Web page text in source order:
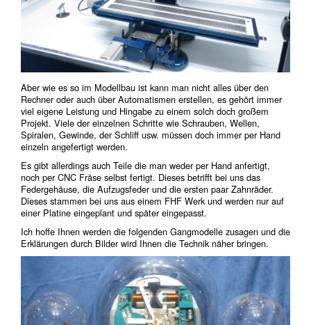
Aber wie es so im Modellbau ist kann man nicht alles über den
Rechner oder auch über Automatismen erstellen, es gehört immer
viel eigene Leistung und Hingabe zu einem solch doch großem
Projekt. Viele der einzelnen Schritte wie Schrauben, Wellen,
Spiralen, Gewinde, der Schliff usw. müssen doch immer per Hand
einzeln angefertigt werden.
Es gibt allerdings auch Teile die man weder per Hand anfertigt,
noch per CNC Fräse selbst fertigt. Dieses betrifft bei uns das
Federgehäuse, die Aufzugsfeder und die ersten paar Zahnräder.
Dieses stammen bei uns aus einem FHF Werk und werden nur auf
einer Platine eingeplant und später eingepasst.
Ich hoffe Ihnen werden die folgenden Gangmodelle zusagen und die
Erklärungen durch Bilder wird Ihnen die Technik näher bringen.